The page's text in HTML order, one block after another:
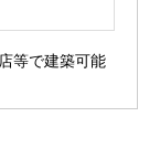
等で建築可能